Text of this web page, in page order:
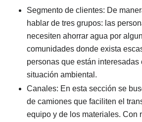
Segmento de clientes: De
hablar de tres grupos: las
necesiten ahorrar agua por
comunidades donde exista
personas que están interesadas
situación ambiental.
Canales: En esta sección se
de camiones que faciliten el
equipo y de los materiales. Con